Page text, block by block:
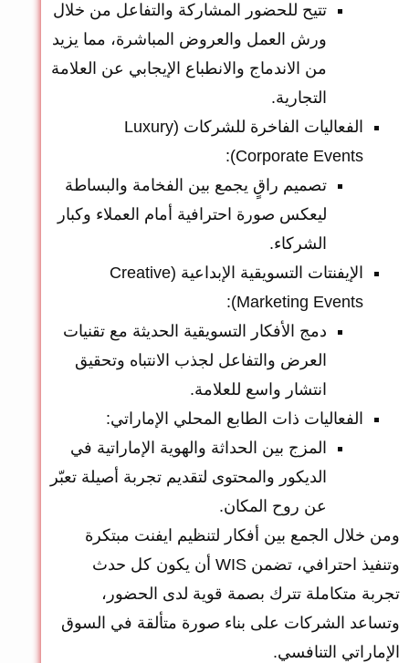
تتيح للحضور المشاركة والتفاعل من خلال
ورش العمل والعروض المباشرة، مما يزيد
من الاندماج والانطباع الإيجابي عن العلامة
التجارية.
الفعاليات الفاخرة للشركات (Luxury
Corporate Events):
تصميم راقٍ يجمع بين الفخامة والبساطة
ليعكس صورة احترافية أمام العملاء وكبار
الشركاء.
الإيفنتات التسويقية الإبداعية (Creative
Marketing Events):
دمج الأفكار التسويقية الحديثة مع تقنيات
العرض والتفاعل لجذب الانتباه وتحقيق
انتشار واسع للعلامة.
الفعاليات ذات الطابع المحلي الإماراتي:
المزج بين الحداثة والهوية الإماراتية في
الديكور والمحتوى لتقديم تجربة أصيلة تعبّر
عن روح المكان.
ومن خلال الجمع بين أفكار لتنظيم ايفنت مبتكرة
وتنفيذ احترافي، تضمن WIS أن يكون كل حدث
تجربة متكاملة تترك بصمة قوية لدى الحضور،
وتساعد الشركات على بناء صورة متألقة في السوق
الإماراتي التنافسي.